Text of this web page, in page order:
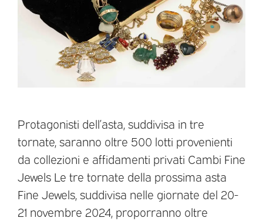
Protagonisti dell’asta, suddivisa in tre
tornate, saranno oltre 500 lotti provenienti
da collezioni e affidamenti privati Cambi Fine
Jewels Le tre tornate della prossima asta
Fine Jewels, suddivisa nelle giornate del 20-
21 novembre 2024, proporranno oltre